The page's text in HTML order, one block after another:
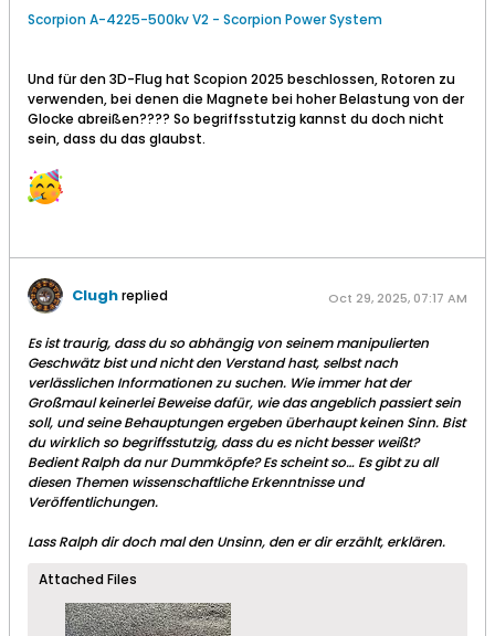
Scorpion A-4225-500kv V2 - Scorpion Power System
Und für den 3D-Flug hat Scopion 2025 beschlossen, Rotoren zu
verwenden, bei denen die Magnete bei hoher Belastung von der
Glocke abreißen???? So begriffsstutzig kannst du doch nicht
sein, dass du das glaubst.
Clughreplied Oct 29, 2025, 07:17 AM
Es ist traurig, dass du so abhängig von seinem manipulierten
Geschwätz bist und nicht den Verstand hast, selbst nach
verlässlichen Informationen zu suchen. Wie immer hat der
Großmaul keinerlei Beweise dafür, wie das angeblich passiert sein
soll, und seine Behauptungen ergeben überhaupt keinen Sinn. Bist
du wirklich so begriffsstutzig, dass du es nicht besser weißt?
Bedient Ralph da nur Dummköpfe? Es scheint so… Es gibt zu all
diesen Themen wissenschaftliche Erkenntnisse und
Veröffentlichungen.
Lass Ralph dir doch mal den Unsinn, den er dir erzählt, erklären.
Attached Files